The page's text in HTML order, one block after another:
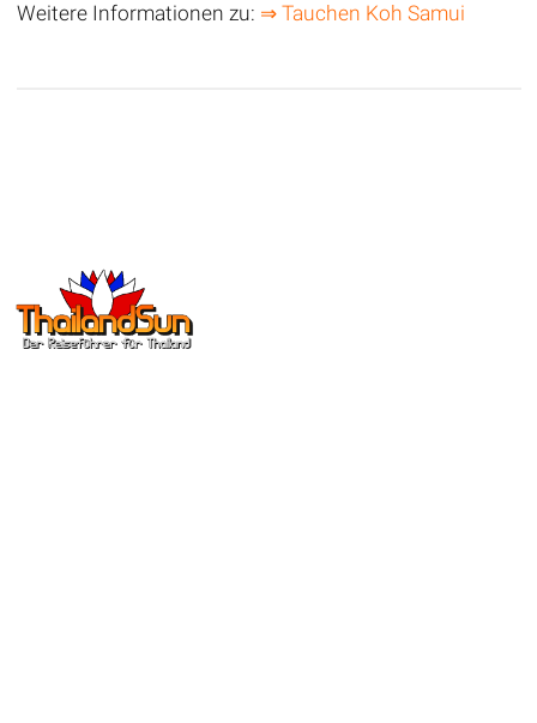
Weitere Informationen zu: ⇒ Tauchen Koh Samui